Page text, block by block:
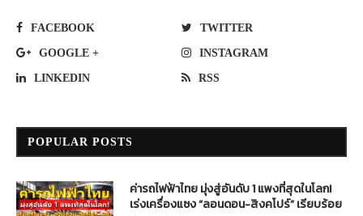
FACEBOOK TWITTER
GOOGLE + INSTAGRAM
LINKEDIN RSS
POPULAR POSTS
ค่ารถไฟฟ้าไทย มุ่งสู่อันดับ 1 แพงที่สุดในโลก!
เร่งเครื่องแซง “ลอนดอน-สิงคโปร์” เรียบร้อย